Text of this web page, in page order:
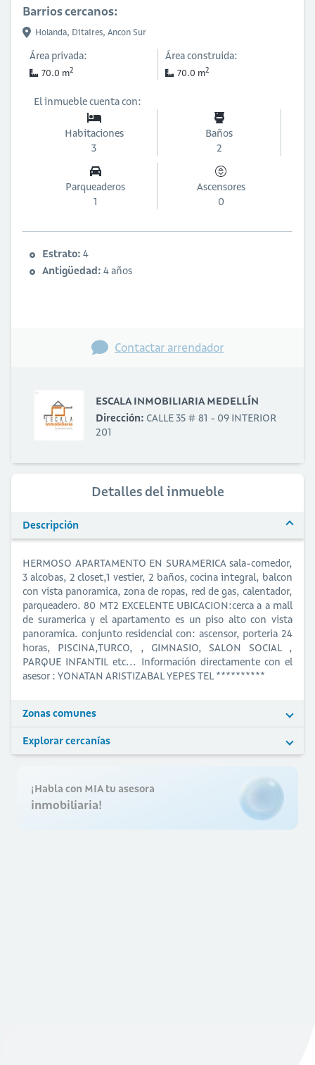
Barrios cercanos:
Holanda, Ditaires, Ancon Sur
Área privada:
70.0 m2
Área construida:
70.0 m2
El inmueble cuenta con:
Habitaciones
3
Baños
2
Parqueaderos
1
Ascensores
0
Estrato: 4
Antigüedad: 4 años
Contactar arrendador
ESCALA INMOBILIARIA MEDELLÍN
Dirección: CALLE 35 # 81 - 09 INTERIOR
201
Detalles del inmueble
Descripción
HERMOSO APARTAMENTO EN SURAMERICA sala-comedor,
3 alcobas, 2 closet,1 vestier, 2 baños, cocina integral, balcon
con vista panoramica, zona de ropas, red de gas, calentador,
parqueadero. 80 MT2 EXCELENTE UBICACION:cerca a a mall
de suramerica y el apartamento es un piso alto con vista
panoramica. conjunto residencial con: ascensor, porteria 24
horas, PISCINA,TURCO, , GIMNASIO, SALON SOCIAL ,
PARQUE INFANTIL etc... Información directamente con el
asesor : YONATAN ARISTIZABAL YEPES TEL **********
Zonas comunes
Explorar cercanías
¡Habla con MIA tu asesora
inmobiliaria!